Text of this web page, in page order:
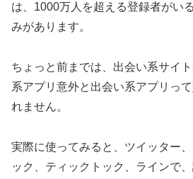
は、1000万人を超える登録者がい
みがあります。
ちょっと前までは、出会い系サイ
系アプリ意外と出会い系アプリっ
れません。
実際に使ってみると、ツイッター
ック、ティックトック、ラインで